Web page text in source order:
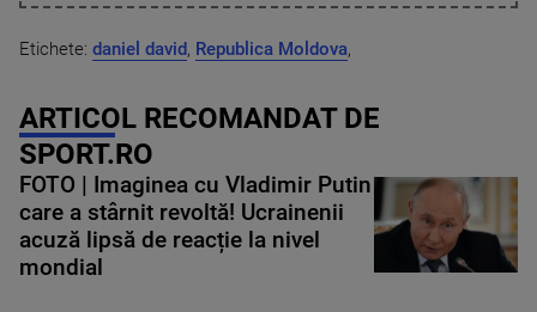
Etichete: daniel david, Republica Moldova,
ARTICOL RECOMANDAT DE
SPORT.RO
FOTO | Imaginea cu Vladimir Putin
care a stârnit revoltă! Ucrainenii
acuză lipsă de reacție la nivel
mondial